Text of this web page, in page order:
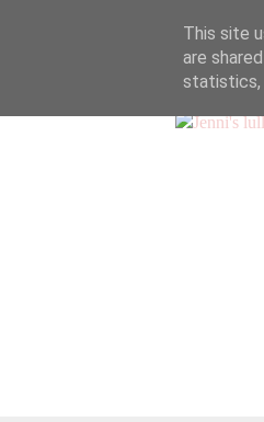
This site
are
statistics,